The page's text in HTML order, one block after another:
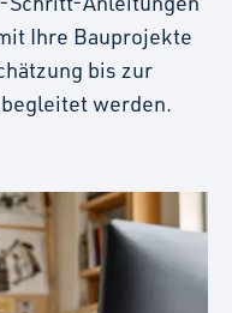
Ihre Bauprojekte
bis zur
werden.